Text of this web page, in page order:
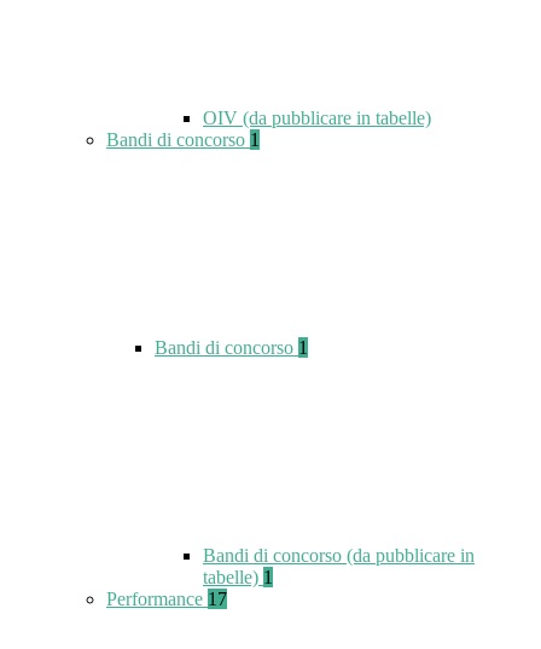
OIV (da pubblicare in tabelle)
Bandi di concorso 1
Bandi di concorso 1
Bandi di concorso (da pubblicare in
tabelle) 1
Performance 17